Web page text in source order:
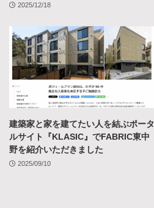
2025/12/18
建築家と家を建てたい人を結ぶポータ
ルサイト『KLASIC』でFABRIC東中
野を紹介いただきました
2025/09/10